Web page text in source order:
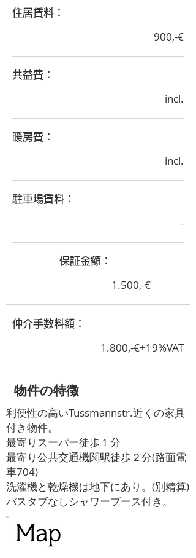
​住居賃料：
900,-€
​共益費：
incl.
​暖房費：
incl.
​駐車場賃料：
-
​保証金額：
1.500,-€
​仲介手数料額：
1.800,-€+19%VAT
​物件の特徴
利便性の高いTussmannstr.近くの家具
付き物件。
最寄りスーパー徒歩１分
最寄り公共交通機関駅徒歩２分(路面電
車704)
洗濯機と乾燥機は地下にあり。(別精算)
バスタブなしシャワーブース付き。